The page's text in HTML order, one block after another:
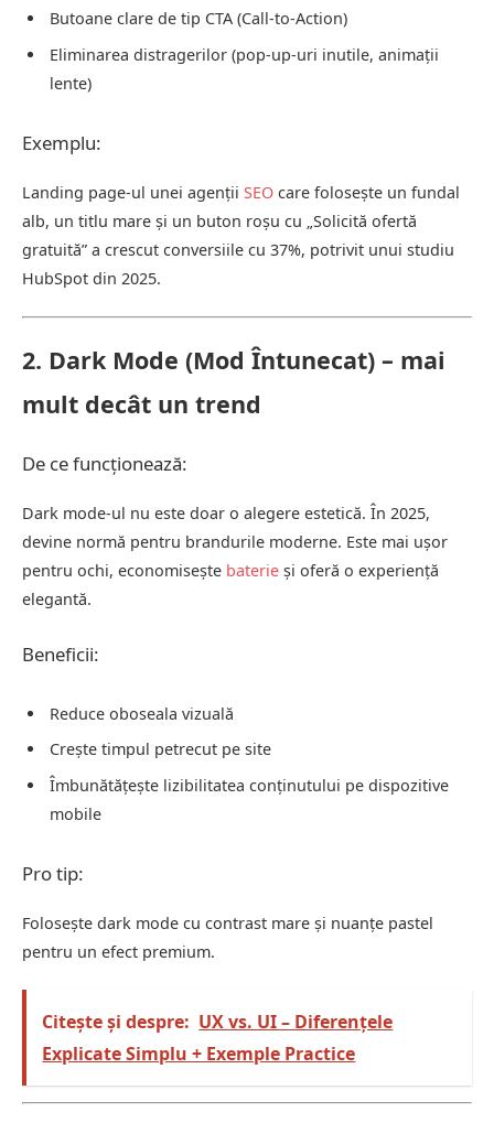
Butoane clare de tip CTA (Call-to-Action)
Eliminarea distragerilor (pop-up-uri inutile, animații
lente)
Exemplu:
Landing page-ul unei agenții SEO care folosește un fundal
alb, un titlu mare și un buton roșu cu „Solicită ofertă
gratuită” a crescut conversiile cu 37%, potrivit unui studiu
HubSpot din 2025.
2. Dark Mode (Mod Întunecat) – mai
mult decât un trend
De ce funcționează:
Dark mode-ul nu este doar o alegere estetică. În 2025,
devine normă pentru brandurile moderne. Este mai ușor
pentru ochi, economisește baterie și oferă o experiență
elegantă.
Beneficii:
Reduce oboseala vizuală
Crește timpul petrecut pe site
Îmbunătățește lizibilitatea conținutului pe dispozitive
mobile
Pro tip:
Folosește dark mode cu contrast mare și nuanțe pastel
pentru un efect premium.
Citește și despre: UX vs. UI – Diferențele
Explicate Simplu + Exemple Practice